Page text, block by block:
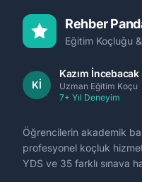
Rehber
Eğitim Koçluğu
Kİ
Kazım İncebacak
Uzman Eğitim Koçu
7+ Yıl Deneyim
Öğrencilerin akademik
profesyonel koçluk
YDS ve 35 farklı sınava